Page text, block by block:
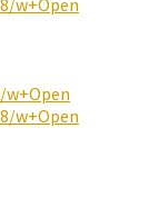
w+Open
w+Open
w+Open